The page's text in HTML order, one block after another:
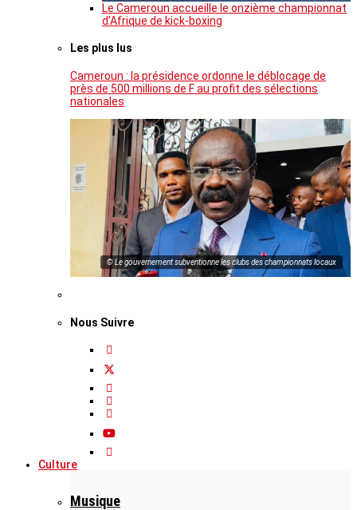
Le Cameroun accueille le onzième championnat
d’Afrique de kick-boxing
Les plus lus
Cameroun : la présidence ordonne le déblocage de
près de 500 millions de F au profit des sélections
nationales
© Le gouvernement subventionne les clubs des championnats locaux
Nous Suivre
Culture
Musique